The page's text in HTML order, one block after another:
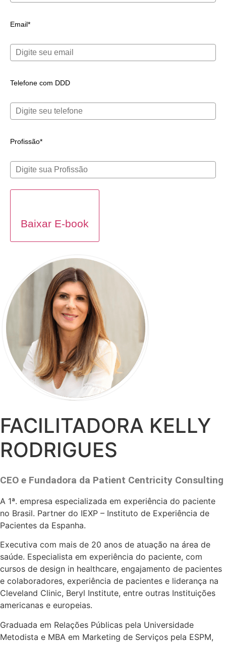
Email*
Telefone com DDD
Profissão*
Baixar E-book
FACILITADORA KELLY
RODRIGUES
CEO e Fundadora da Patient Centricity Consulting
A 1ª. empresa especializada em experiência do paciente
no Brasil. Partner do IEXP – Instituto de Experiência de
Pacientes da Espanha.
Executiva com mais de 20 anos de atuação na área de
saúde. Especialista em experiência do paciente, com
cursos de design in healthcare, engajamento de pacientes
e colaboradores, experiência de pacientes e liderança na
Cleveland Clinic, Beryl Institute, entre outras Instituições
americanas e europeias.
Graduada em Relações Públicas pela Universidade
Metodista e MBA em Marketing de Serviços pela ESPM,